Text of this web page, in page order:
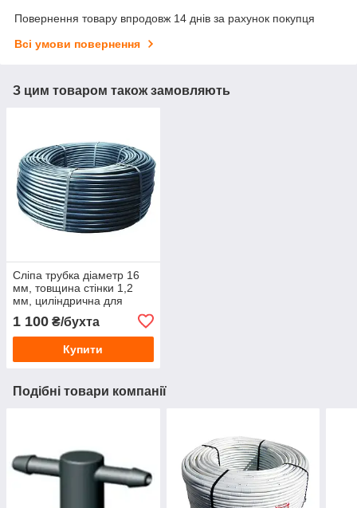
Повернення товару впродовж 14 днів за рахунок покупця
Всі умови повернення
З цим товаром також замовляють
Сліпа трубка діаметр 16
мм, товщина стінки 1,2
мм, циліндрична для
крапельного поливу. Бухта
100 метрів
1 100 ₴/бухта
Купити
Подібні товари компанії